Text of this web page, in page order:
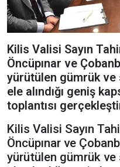
Kilis Valisi Sayın
Öncüpınar ve
yürütülen gümrük ve
ele alındığı geniş
toplantısı
Kilis Valisi Sayın
Öncüpınar ve
yürütülen gümrük ve